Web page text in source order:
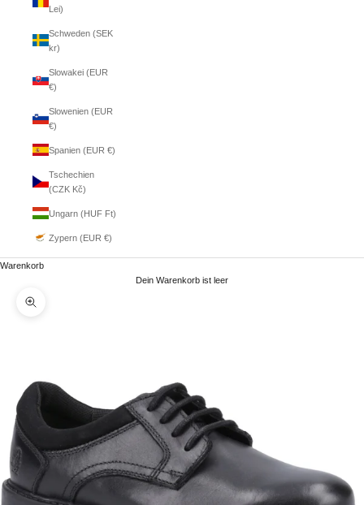
Lei)
Schweden (SEK
kr)
Slowakei (EUR
€)
Slowenien (EUR
€)
Spanien (EUR €)
Tschechien
(CZK Kč)
Ungarn (HUF Ft)
Zypern (EUR €)
Warenkorb
Dein Warenkorb ist leer
Bild vergrößern